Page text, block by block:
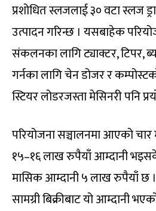
प्रशोधित स्लजलाई ३० वटा स्लज
उत्पादन गरिन्छ । यसबाहेक
संकलनका लागि ट्याक्टर, टिपर,
गर्नका लागि चेन डोजर र
स्टियर लोडरजस्ता मेसिनरी पनि
परियोजना सञ्चालनमा आएको चार
१५–१६ लाख रुपैयाँ आम्दानी
मासिक आम्दानी ५ लाख रुपैयाँ छ
सामग्री बिक्रीबाट यो आम्दानी